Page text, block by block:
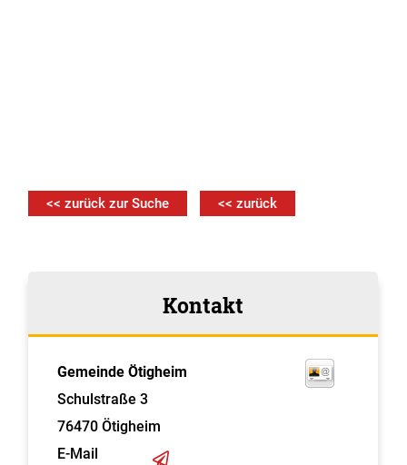
<< zurück zur Suche << zurück
Kontakt
Gemeinde Ötigheim
Schulstraße 3
76470 Ötigheim
E-Mail